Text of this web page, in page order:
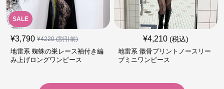
SALE
¥3,790 ¥4220(割引前)
地雷系 蜘蛛の巣レース袖付き編
み上げロングワンピース
¥4,210 (税込)
地雷系 骸骨プリントノースリー
ブミニワンピース